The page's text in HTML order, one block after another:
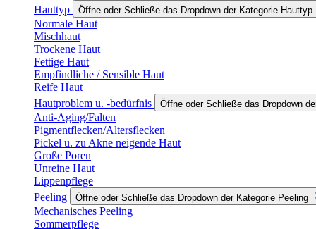
Hauttyp
Öffne oder Schließe das Dropdown der Kategorie Hauttyp
Normale Haut
Mischhaut
Trockene Haut
Fettige Haut
Empfindliche / Sensible Haut
Reife Haut
Hautproblem u. -bedürfnis
Öffne oder Schließe das Dropdown
Anti-Aging/Falten
Pigmentflecken/Altersflecken
Pickel u. zu Akne neigende Haut
Große Poren
Unreine Haut
Lippenpflege
Peeling
Öffne oder Schließe das Dropdown der Kategorie Peeling
Mechanisches Peeling
Sommerpflege